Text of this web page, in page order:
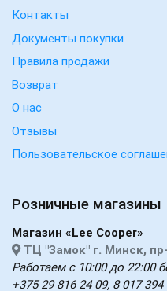
Контакты
Документы покупки
Правила продажи
Возврат
О нас
Отзывы
Пользовательское
Розничные магазины
Магазин «Lee Cooper»
ТЦ "Замок" г. Минск,
Работаем с 10:00 до 22:00
+375 29 816 24 09, 8 017 394